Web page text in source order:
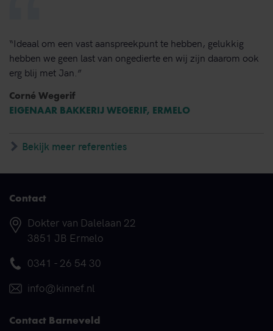
“Ideaal om een vast aanspreekpunt te hebben, gelukkig
hebben we geen last van ongedierte en wij zijn daarom ook
erg blij met Jan.”
Corné Wegerif
EIGENAAR BAKKERIJ WEGERIF, ERMELO
Bekijk meer referenties
Contact
Adres
Dokter van Dalelaan 22
3851 JB Ermelo
Telefoonnummer
0341 - 26 54 30
E-mail
info@kinnef.nl
Contact Barneveld